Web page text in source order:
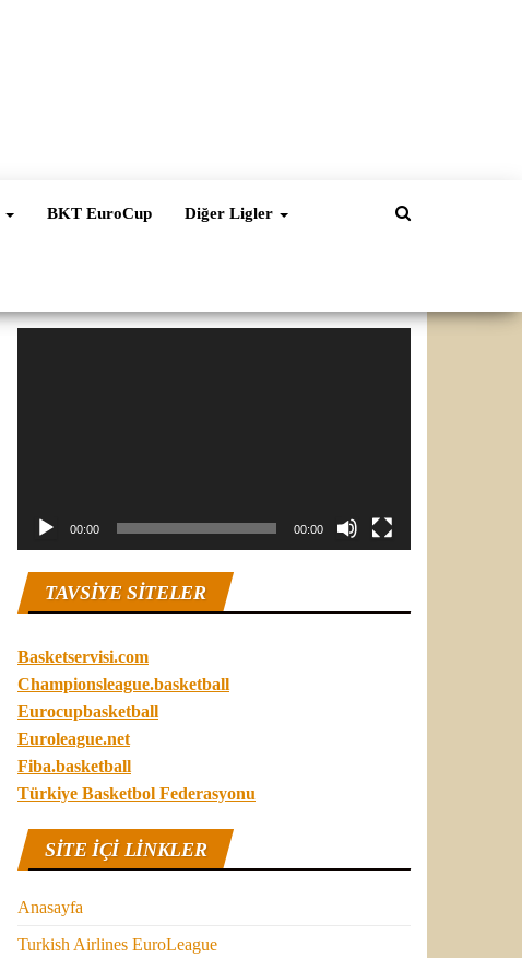
BKT EuroCup Diğer Ligler
00:00 00:00
TAVSIYE SITELER
Basketservisi.com
Championsleague.basketball
Eurocupbasketball
Euroleague.net
Fiba.basketball
Türkiye Basketbol Federasyonu
SITE IÇI LINKLER
Anasayfa
Turkish Airlines EuroLeague